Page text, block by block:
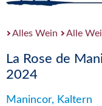
Alles Wein Alle
La Rose de
2024
Manincor, Kaltern